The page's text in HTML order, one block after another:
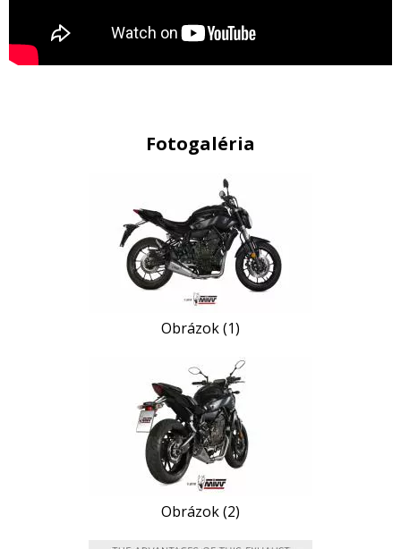
Fotogaléria
Obrázok (1)
Obrázok (2)